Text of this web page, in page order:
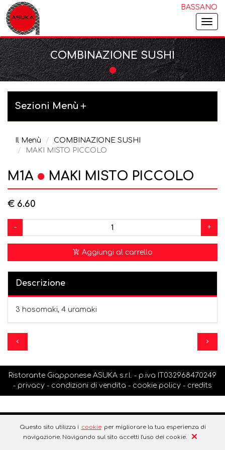
BASSANO
COMBINAZIONE SUSHI
Sezioni Menù
Il Menù
COMBINAZIONE SUSHI
MAKI MISTO PICCOLO
M1A MAKI MISTO PICCOLO
€ 6.60
- +
Aggiungi al carrello
Descrizione
3 hosomaki, 4 uramaki
Ristorante Giapponese ASUKA s.r.l. - p.iva IT032968470249
- privacy - condizioni di vendita - cookie policy - credits
Questo sito utilizza i cookie per migliorare la tua esperienza di
navigazione. Navigando sul sito accetti l'uso dei cookie.